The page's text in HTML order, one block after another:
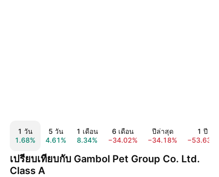
1 วัน
1.68%
5 วัน
4.61%
1 เดือน
8.34%
6 เดือน
−34.02%
ปีล่าสุด
−34.18%
1 ปี
−53.63%
เปรียบเทียบกับ Gambol Pet Group Co. Ltd.
Class A